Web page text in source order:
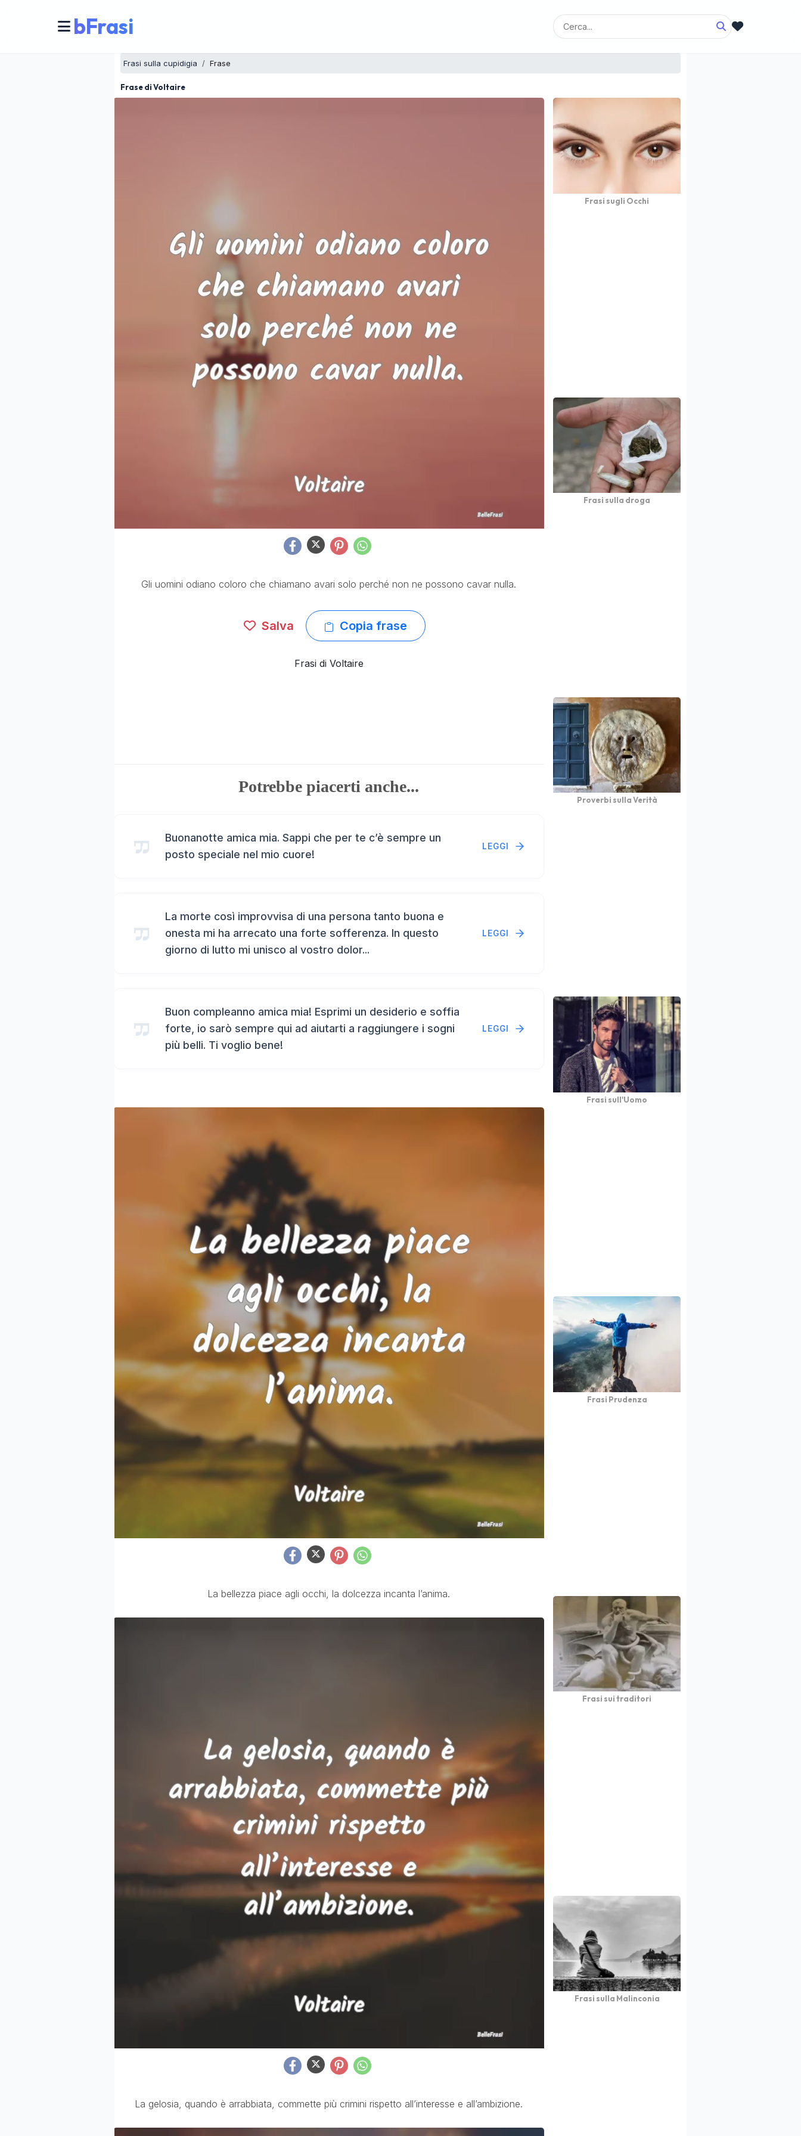
bFrasi
Frasi sulla cupidigia Frase
Frase di Voltaire
Gli uomini odiano coloro che chiamano avari solo perché non ne possono cavar nulla.
Salva Copia frase
Frasi di Voltaire
Potrebbe piacerti anche...
Buonanotte amica mia. Sappi che per te c’è sempre un
posto speciale nel mio cuore!
LEGGI
La morte così improvvisa di una persona tanto buona e
onesta mi ha arrecato una forte sofferenza. In questo
giorno di lutto mi unisco al vostro dolor...
LEGGI
Buon compleanno amica mia! Esprimi un desiderio e soffia
forte, io sarò sempre qui ad aiutarti a raggiungere i sogni
più belli. Ti voglio bene!
LEGGI
La bellezza piace agli occhi, la dolcezza incanta l’anima.
La gelosia, quando è arrabbiata, commette più crimini rispetto all’interesse e all’ambizione.
Frasi sugli Occhi
Frasi sulla droga
Proverbi sulla Verità
Frasi sull'Uomo
Frasi Prudenza
Frasi sui traditori
Frasi sulla Malinconia